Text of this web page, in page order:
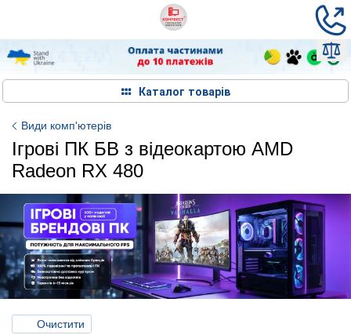
Каталог товарів
Види комп'ютерів
Ігрові ПК БВ з відеокартою AMD
Radeon RX 480
Очистити